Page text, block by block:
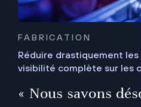
FABRICATION
Réduire drastiquement les
visibilité complète sur les
« Nous savons